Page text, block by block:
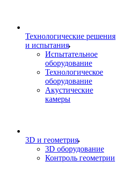
Технологические решения
и испытания
Испытательное
оборудование
Технологическое
оборудование
Акустические
камеры
3D и геометрия
3D оборудование
Контроль геометрии